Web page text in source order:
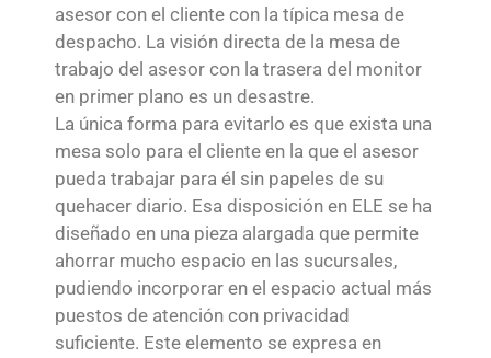
asesor con el cliente con la típica mesa de
despacho. La visión directa de la mesa de
trabajo del asesor con la trasera del monitor
en primer plano es un desastre.
La única forma para evitarlo es que exista una
mesa solo para el cliente en la que el asesor
pueda trabajar para él sin papeles de su
quehacer diario. Esa disposición en ELE se ha
diseñado en una pieza alargada que permite
ahorrar mucho espacio en las sucursales,
pudiendo incorporar en el espacio actual más
puestos de atención con privacidad
suficiente. Este elemento se expresa en